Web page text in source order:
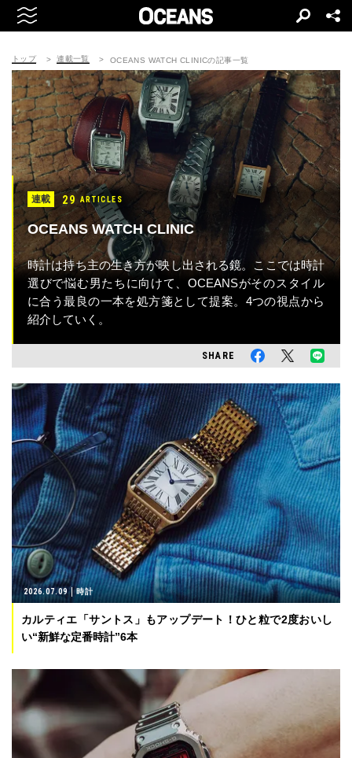
トップ 連載一覧 OCEANS WATCH CLINICの記事一覧
連載 29 ARTICLES
OCEANS WATCH CLINIC
時計は持ち主の生き方が映し出される鏡。ここでは時計
選びで悩む男たちに向けて、OCEANSがそのスタイル
に合う最良の一本を処方箋として提案。4つの視点から
紹介していく。
SHARE
2026.07.09 時計
カルティエ「サントス」もアップデート！ひと粒で2度おいし
い“新鮮な定番時計”6本